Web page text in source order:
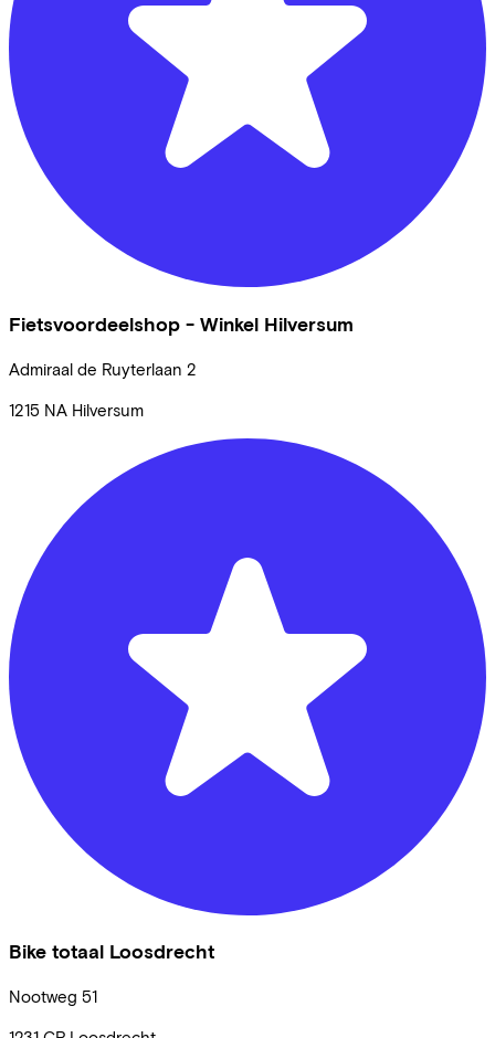
Fietsvoordeelshop - Winkel Hilversum
Admiraal de Ruyterlaan 2
1215 NA Hilversum
Bike totaal Loosdrecht
Nootweg 51